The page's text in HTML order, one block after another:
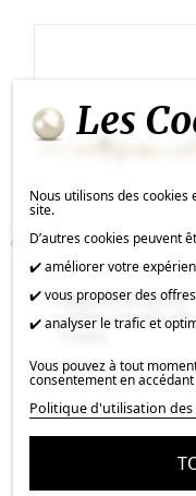
Opalite du Brésil
caillou facetté
15mm
51,84 €
Les
Nous utilisons des
site.
D’autres cookies peuvent
✔️ améliorer votre
✔️ vous proposer des
✔️ analyser le trafic et
Vous pouvez à tout
consentement en
Politique d'utilisation des